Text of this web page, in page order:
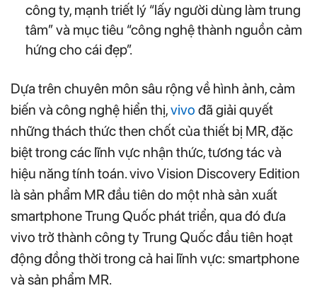
công ty, mạnh triết lý “lấy người dùng làm trung
tâm” và mục tiêu “công nghệ thành nguồn cảm
hứng cho cái đẹp”.
Dựa trên chuyên môn sâu rộng về hình ảnh, cảm
biến và công nghệ hiển thị,vivo đã giải quyết
những thách thức then chốt của thiết bị MR, đặc
biệt trong các lĩnh vực nhận thức, tương tác và
hiệu năng tính toán. vivo Vision Discovery Edition
là sản phẩm MR đầu tiên do một nhà sản xuất
smartphone Trung Quốc phát triển, qua đó đưa
vivo trở thành công ty Trung Quốc đầu tiên hoạt
động đồng thời trong cả hai lĩnh vực: smartphone
và sản phẩm MR.